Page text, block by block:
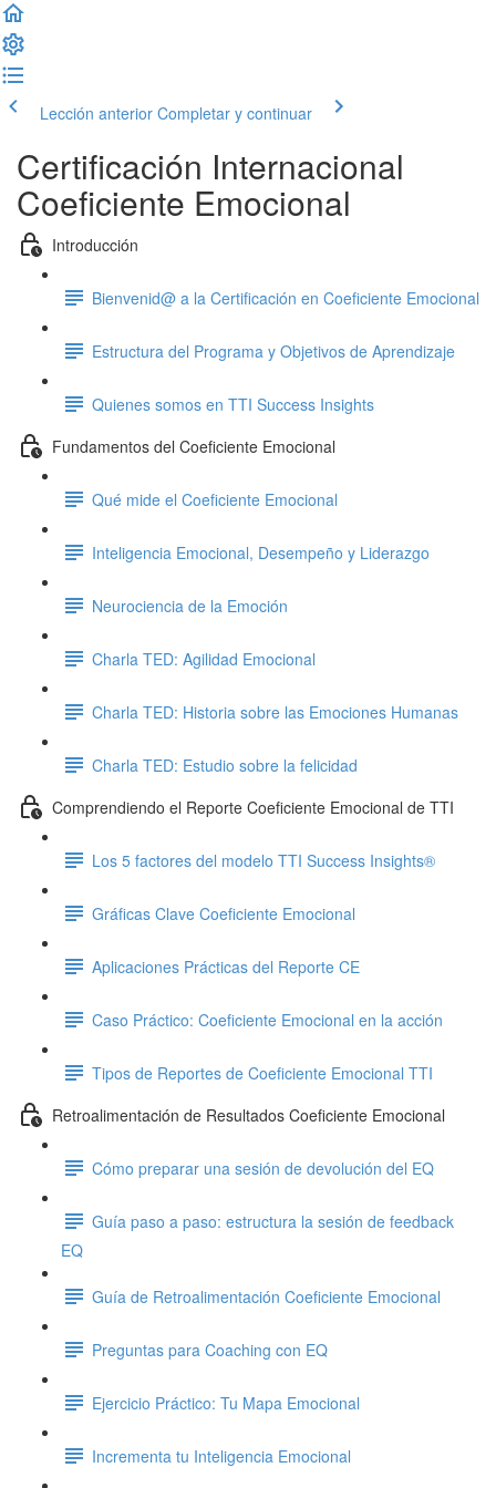
Lección anterior Completar y continuar
Certificación Internacional
Coeficiente Emocional
Introducción
Bienvenid@ a la Certificación en Coeficiente Emocional
Estructura del Programa y Objetivos de Aprendizaje
Quienes somos en TTI Success Insights
Fundamentos del Coeficiente Emocional
Qué mide el Coeficiente Emocional
Inteligencia Emocional, Desempeño y Liderazgo
Neurociencia de la Emoción
Charla TED: Agilidad Emocional
Charla TED: Historia sobre las Emociones Humanas
Charla TED: Estudio sobre la felicidad
Comprendiendo el Reporte Coeficiente Emocional de TTI
Los 5 factores del modelo TTI Success Insights®
Gráficas Clave Coeficiente Emocional
Aplicaciones Prácticas del Reporte CE
Caso Práctico: Coeficiente Emocional en la acción
Tipos de Reportes de Coeficiente Emocional TTI
Retroalimentación de Resultados Coeficiente Emocional
Cómo preparar una sesión de devolución del EQ
Guía paso a paso: estructura la sesión de feedback
EQ
Guía de Retroalimentación Coeficiente Emocional
Preguntas para Coaching con EQ
Ejercicio Práctico: Tu Mapa Emocional
Incrementa tu Inteligencia Emocional